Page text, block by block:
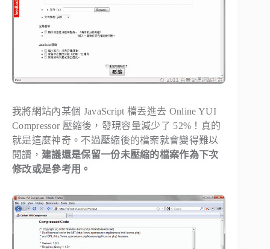
我將網站內某個 JavaScript 檔丟進去 Online YUI
Compressor 壓縮後，發現容量減少了 52%！真的
就是這麼神奇。不過壓縮後的檔案就會變得難以
閱讀， 建議還是保留一份未壓縮的檔案作為下次
修改或是參考用。